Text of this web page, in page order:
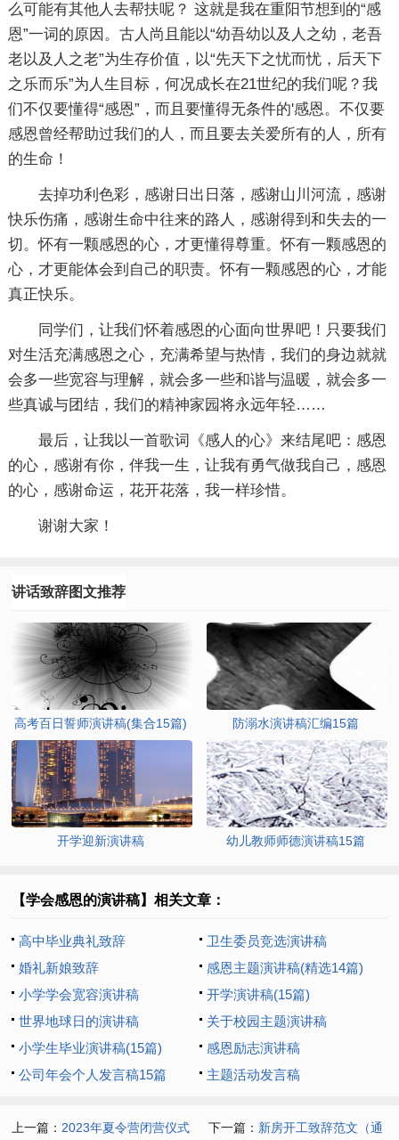
么可能有其他人去帮扶呢？ 这就是我在重阳节想到的“感
恩”一词的原因。古人尚且能以“幼吾幼以及人之幼，老吾
老以及人之老”为生存价值，以“先天下之忧而忧，后天下
之乐而乐”为人生目标，何况成长在21世纪的我们呢？我
们不仅要懂得“感恩”，而且要懂得无条件的'感恩。不仅要
感恩曾经帮助过我们的人，而且要去关爱所有的人，所有
的生命！
去掉功利色彩，感谢日出日落，感谢山川河流，感谢
快乐伤痛，感谢生命中往来的路人，感谢得到和失去的一
切。怀有一颗感恩的心，才更懂得尊重。怀有一颗感恩的
心，才更能体会到自己的职责。怀有一颗感恩的心，才能
真正快乐。
同学们，让我们怀着感恩的心面向世界吧！只要我们
对生活充满感恩之心，充满希望与热情，我们的身边就就
会多一些宽容与理解，就会多一些和谐与温暖，就会多一
些真诚与团结，我们的精神家园将永远年轻……
最后，让我以一首歌词《感人的心》来结尾吧：感恩
的心，感谢有你，伴我一生，让我有勇气做我自己，感恩
的心，感谢命运，花开花落，我一样珍惜。
谢谢大家！
讲话致辞图文推荐
高考百日誓师演讲稿(集合15篇) 防溺水演讲稿汇编15篇
开学迎新演讲稿 幼儿教师师德演讲稿15篇
【学会感恩的演讲稿】相关文章：
高中毕业典礼致辞
卫生委员竞选演讲稿
婚礼新娘致辞
感恩主题演讲稿(精选14篇)
小学学会宽容演讲稿
开学演讲稿(15篇)
世界地球日的演讲稿
关于校园主题演讲稿
小学生毕业演讲稿(15篇)
感恩励志演讲稿
公司年会个人发言稿15篇
主题活动发言稿
上一篇： 2023年夏令营闭营仪式 下一篇： 新房开工致辞范文（通